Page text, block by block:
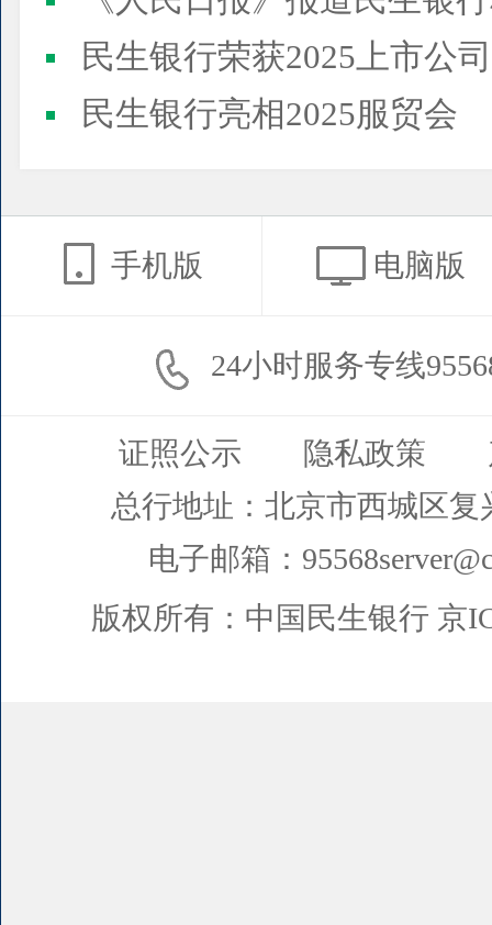
民生银行荣获2025上市公司董事会最佳实践案例、上市公
民生银行亮相2025服贸会
手机版 电脑版
24小时服务专线
证照公示 隐私政策
总行地址：北京市西城区复
电子邮箱：
版权所有：中国民生银行 京